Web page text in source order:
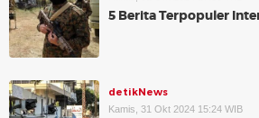
5 Berita Terpopuler
detikNews
Kamis, 31 Okt 2024 15:24 WIB